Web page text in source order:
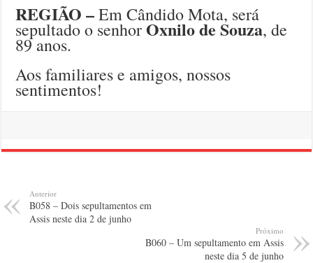
REGIÃO –Em Cândido Mota, será
sepultado o senhorOxnilo de Souza, de
89 anos.
Aos familiares e amigos, nossos
sentimentos!
Anterior
B058 – Dois sepultamentos em
Assis neste dia 2 de junho
Próximo
B060 – Um sepultamento em Assis
neste dia 5 de junho